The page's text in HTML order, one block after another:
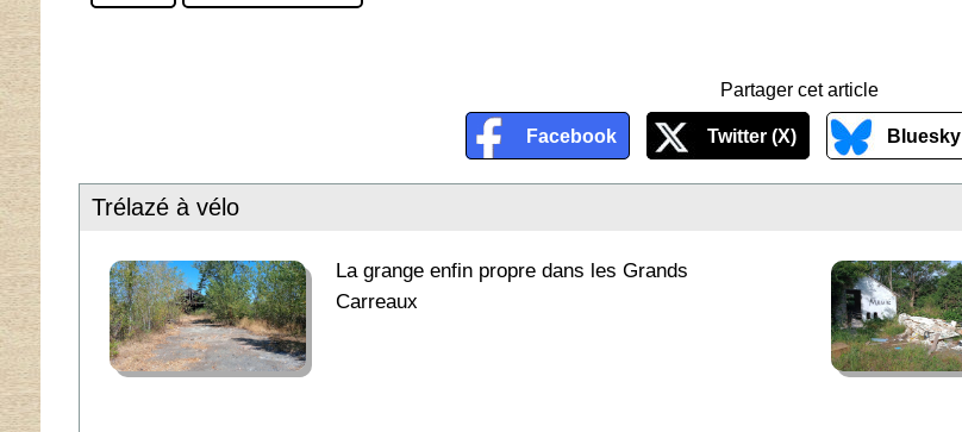
Partager cet article
Facebook Twitter (X) Bluesky
Trélazé à vélo
La grange enfin propre dans les Grands
Carreaux